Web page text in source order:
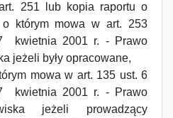
251 lub kopia raportu o
o którym mowa w art. 253
kwietnia 2001 r. - Prawo
jeżeli były opracowane,
mowa w art. 135 ust. 6
kwietnia 2001 r. - Prawo
jeżeli prowadzący